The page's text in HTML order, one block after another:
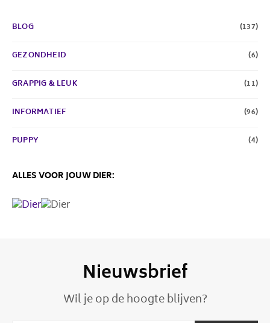
BLOG (137)
GEZONDHEID (6)
GRAPPIG & LEUK (11)
INFORMATIEF (96)
PUPPY (4)
ALLES VOOR JOUW DIER:
Nieuwsbrief
Wil je op de hoogte blijven?